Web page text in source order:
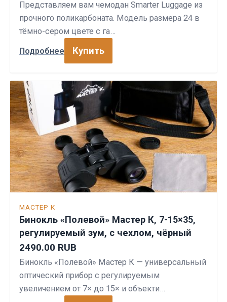
Представляем вам чемодан Smarter Luggage из
прочного поликарбоната. Модель размера 24 в
тёмно-сером цвете с га…
Подробнее Купить
МАСТЕР К
Бинокль «Полевой» Мастер К, 7-15×35,
регулируемый зум, с чехлом, чёрный
2490.00 RUB
Бинокль «Полевой» Мастер К — универсальный
оптический прибор с регулируемым
увеличением от 7× до 15× и объекти…